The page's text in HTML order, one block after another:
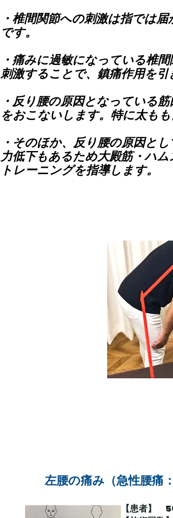
・椎間関節への刺激は指では
です。
・痛みに過敏になっている椎
刺激することで、鎮痛作用を引
・反り腰の原因となっている
をおこないします。特に太も
・そのほか、反り腰の原因と
力低下もあるため大殿筋・ハ
トレーニングを指導します。
左腰の痛み​（急性腰痛
【患者】